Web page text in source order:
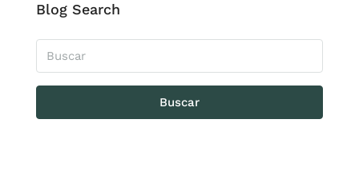
Blog Search
Buscar